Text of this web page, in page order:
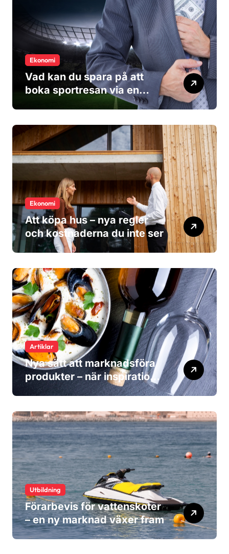
Ekonomi
Vad kan du spara på att
boka sportresan via en
researrangör?
Ekonomi
Att köpa hus – nya regler
och kostnaderna du inte ser
Artiklar
Nya sätt att marknadsföra
produkter – när inspiration
blir viktigare än reklam
Utbildning
Förarbevis för vattenskoter
– en ny marknad växer fram